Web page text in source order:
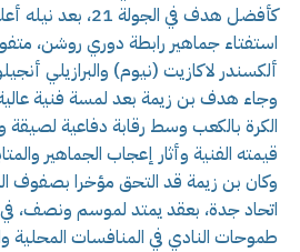
كأفضل هدف في الجولة
استفتاء جماهير رابطة دوري روشن،
ألكسندر لاكازيت (نيوم) والبرازيلي
وجاء هدف بن زيمة بعد لمسة فنية
الكرة بالكعب وسط رقابة دفاعية لصيقة
قيمته الفنية وأثار إعجاب الجماهير
وكان بن زيمة قد التحق مؤخرا بصفوف
اتحاد جدة، بعقد يمتد لموسم ونصف،
طموحات النادي في المنافسات المحلية